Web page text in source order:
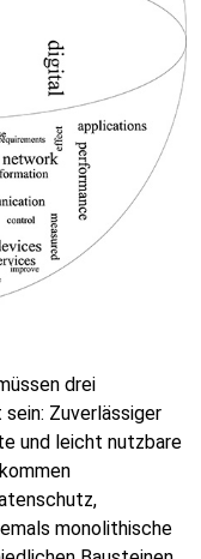
drei
Zuverlässiger
und leicht nutzbare
monolithische